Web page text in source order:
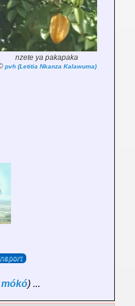
nzete ya pakapaka
pvh (Letitia Nkanza Kalawuma)
mókó) ...